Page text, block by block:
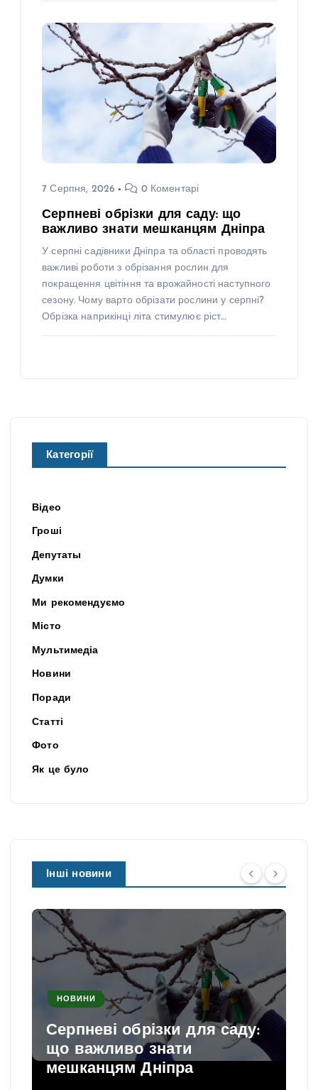
7 Серпня, 2026 0 Коментарі
Серпневі обрізки для саду: що
важливо знати мешканцям Дніпра
У серпні садівники Дніпра та області проводять
важливі роботи з обрізання рослин для
покращення цвітіння та врожайності наступного
сезону. Чому варто обрізати рослини у серпні?
Обрізка наприкінці літа стимулює ріст…
Категорії
Відео
Гроші
Депутаты
Думки
Ми рекомендуємо
Місто
Мультимедіа
Новини
Поради
Статті
Фото
Як це було
Інші новини
НОВИНИ
Серпневі обрізки для саду:
що важливо знати
мешканцям Дніпра